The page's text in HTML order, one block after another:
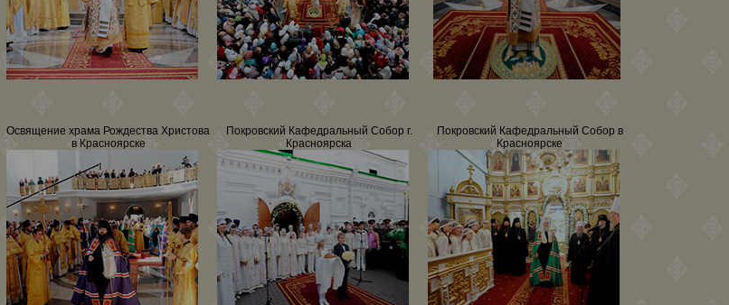
Освящение храма Рождества Христова
в Красноярске
Покровский Кафедральный Собор г.
Красноярска
Покровский Кафедральный Собор в
Красноярске